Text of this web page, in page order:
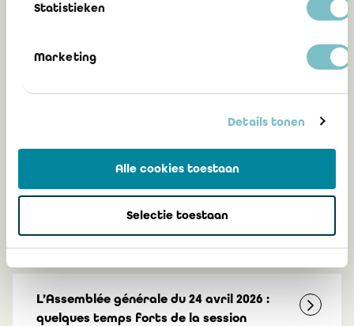
Statistieken
Marketing
Details tonen
Alle cookies toestaan
Selectie toestaan
Peut également vous
intéresser
L’Assemblée générale du 24 avril 2026 :
quelques temps forts de la session